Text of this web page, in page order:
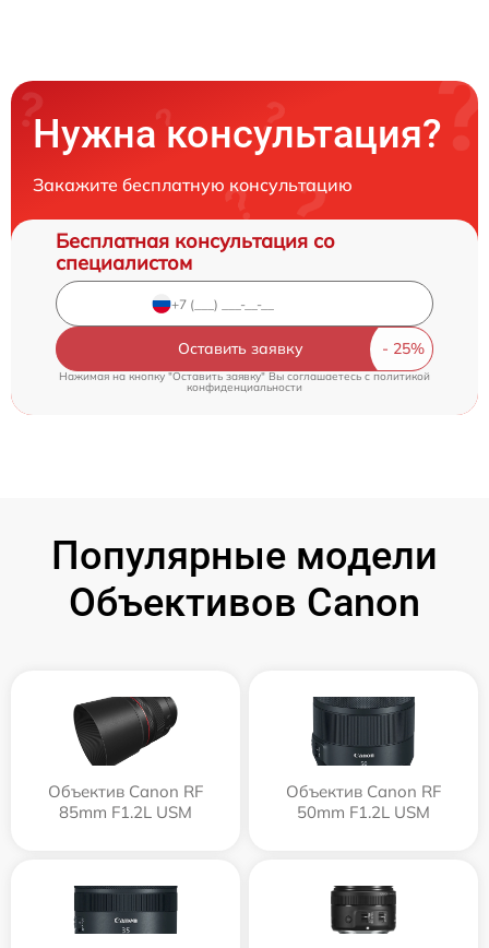
Нужна консультация?
Закажите бесплатную консультацию
Бесплатная консультация со
специалистом
Оставить заявку
Нажимая на кнопку "Оставить заявку" Вы соглашаетесь cполитикой
конфиденциальности
Популярные модели
Объективов Canon
Объектив Canon RF
85mm F1.2L USM
Объектив Canon RF
50mm F1.2L USM